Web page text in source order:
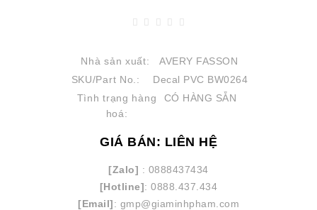
Nhà sản xuất:
AVERY FASSON
SKU/Part No.:
Decal PVC BW0264
Tình trạng hàng
hoá:
CÓ HÀNG SẴN
GIÁ BÁN: LIÊN HỆ
[Zalo] : 0888437434
[Hotline]: 0888.437.434
[Email]: gmp@giaminhpham.com